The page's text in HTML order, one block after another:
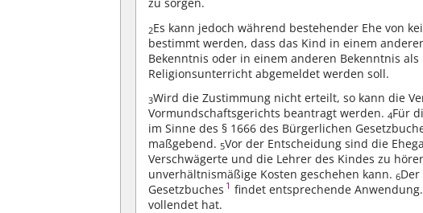
zu sorgen.
2Es kann jedoch während bestehender Ehe von
bestimmt werden, dass das Kind in einem
Bekenntnis oder in einem anderen Bekenntnis
Religionsunterricht abgemeldet werden soll.
3Wird die Zustimmung nicht erteilt, so kann die
Vormundschaftsgerichts beantragt werden.4Für
im Sinne des § 1666 des Bürgerlichen
maßgebend. 5Vor der Entscheidung sind die
Verschwägerte und die Lehrer des Kindes zu
unverhältnismäßige Kosten geschehen kann.6Der
Gesetzbuches 1 findet entsprechende
vollendet hat.